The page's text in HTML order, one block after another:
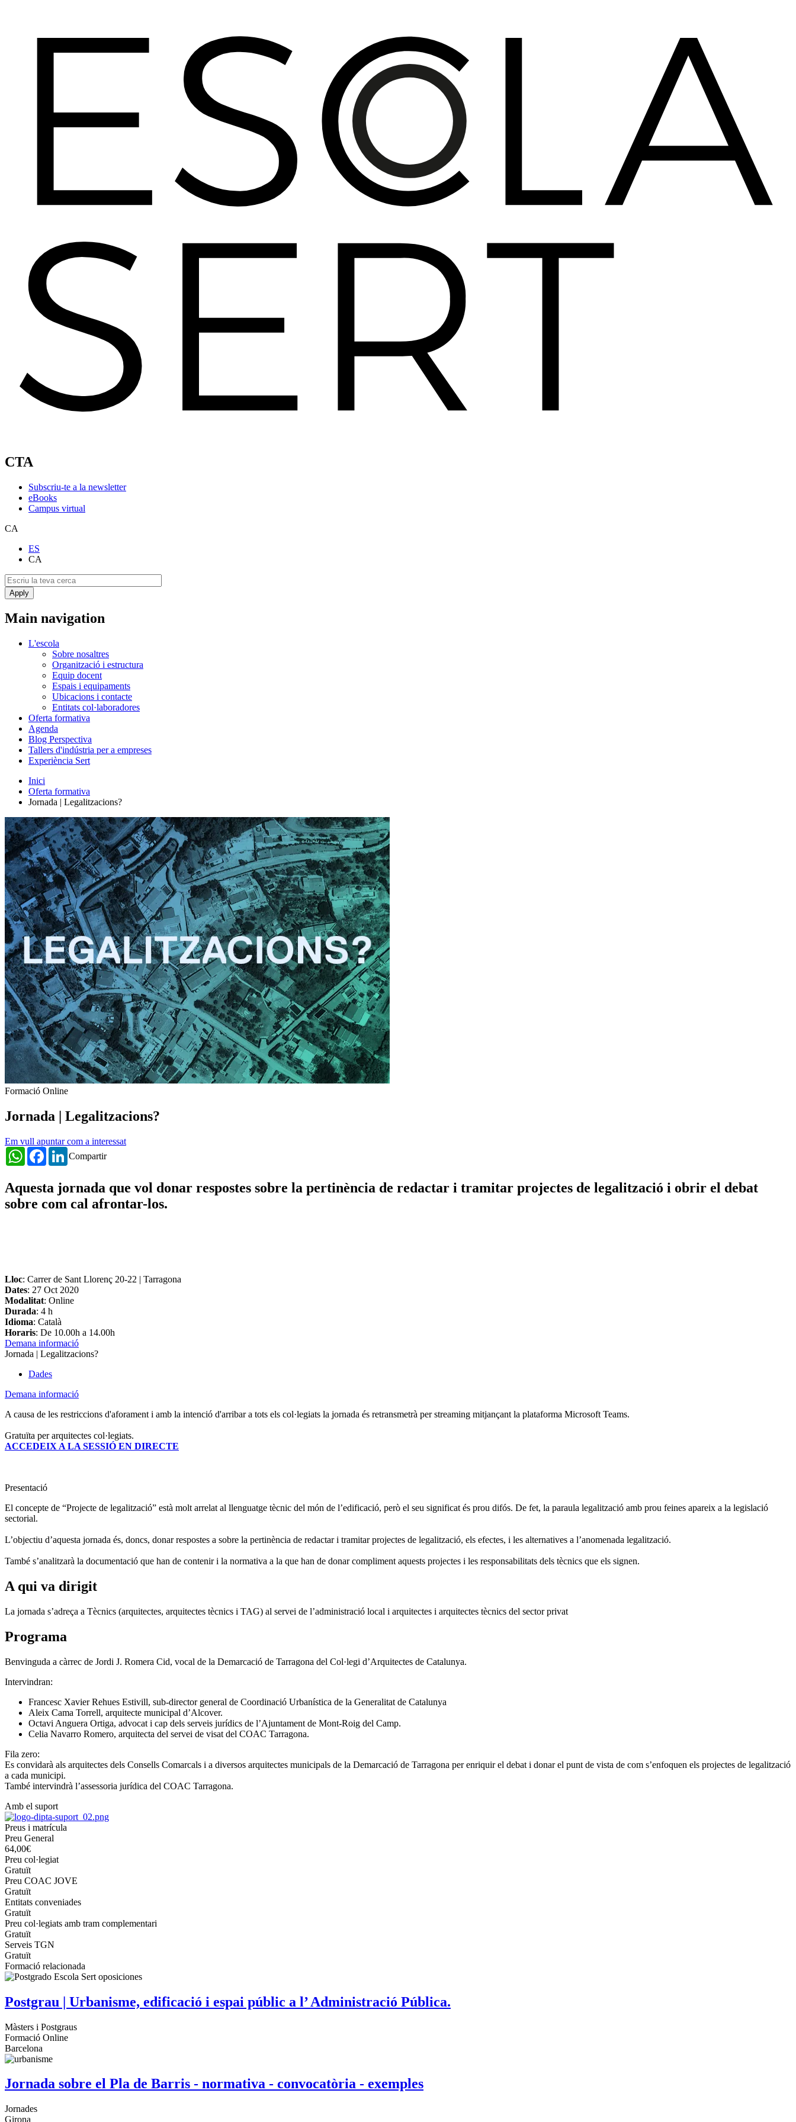
CTA
Subscriu-te a la newsletter
eBooks
Campus virtual
CA
ES
CA
Main navigation
L'escola
Sobre nosaltres
Organització i estructura
Equip docent
Espais i equipaments
Ubicacions i contacte
Entitats col·laboradores
Oferta formativa
Agenda
Blog Perspectiva
Tallers d'indústria per a empreses
Experiència Sert
Inici
Oferta formativa
Jornada | Legalitzacions?
Formació Online
Jornada | Legalitzacions?
Em vull apuntar com a interessat
Compartir
WhatsAppFacebookLinkedIn
Aquesta jornada que vol donar respostes sobre la pertinència de redactar i tramitar projectes de legalització i obrir el debat
sobre com cal afrontar-los.
Lloc: Carrer de Sant Llorenç 20-22 | Tarragona
Dates: 27 Oct 2020
Modalitat: Online
Durada: 4 h
Idioma: Català
Horaris: De 10.00h a 14.00h
Demana informació
Jornada | Legalitzacions?
Dades
Demana informació
A causa de les restriccions d'aforament i amb la intenció d'arribar a tots els col·legiats la jornada és retransmetrà per streaming mitjançant la plataforma Microsoft Teams.
Gratuïta per arquitectes col·legiats.
ACCEDEIX A LA SESSIÓ EN DIRECTE
Presentació
El concepte de “Projecte de legalització” està molt arrelat al llenguatge tècnic del món de l’edificació, però el seu significat és prou difós. De fet, la paraula legalització amb prou feines apareix a la legislació
sectorial.
L’objectiu d’aquesta jornada és, doncs, donar respostes a sobre la pertinència de redactar i tramitar projectes de legalització, els efectes, i les alternatives a l’anomenada legalització.
També s’analitzarà la documentació que han de contenir i la normativa a la que han de donar compliment aquests projectes i les responsabilitats dels tècnics que els signen.
A qui va dirigit
La jornada s’adreça a Tècnics (arquitectes, arquitectes tècnics i TAG) al servei de l’administració local i arquitectes i arquitectes tècnics del sector privat
Programa
Benvinguda a càrrec de Jordi J. Romera Cid, vocal de la Demarcació de Tarragona del Col·legi d’Arquitectes de Catalunya.
Intervindran:
Francesc Xavier Rehues Estivill, sub-director general de Coordinació Urbanística de la Generalitat de Catalunya
Aleix Cama Torrell, arquitecte municipal d’Alcover.
Octavi Anguera Ortiga, advocat i cap dels serveis jurídics de l’Ajuntament de Mont-Roig del Camp.
Celia Navarro Romero, arquitecta del servei de visat del COAC Tarragona.
Fila zero:
Es convidarà als arquitectes dels Consells Comarcals i a diversos arquitectes municipals de la Demarcació de Tarragona per enriquir el debat i donar el punt de vista de com s’enfoquen els projectes de legalització
a cada municipi.
També intervindrà l’assessoria jurídica del COAC Tarragona.
Amb el suport
Preus i matrícula
Preu General
64,00€
Preu col·legiat
Gratuït
Preu COAC JOVE
Gratuït
Entitats conveniades
Gratuït
Preu col·legiats amb tram complementari
Gratuït
Serveis TGN
Gratuït
Formació relacionada
Postgrau | Urbanisme, edificació i espai públic a l’ Administració Pública.
Màsters i Postgraus
Formació Online
Barcelona
Jornada sobre el Pla de Barris - normativa - convocatòria - exemples
Jornades
Girona